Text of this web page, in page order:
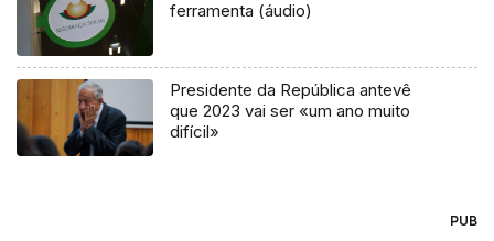
ferramenta (áudio)
Presidente da República antevê
que 2023 vai ser «um ano muito
difícil»
PUB